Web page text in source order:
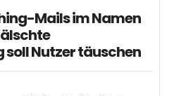
Mails im Namen
Nutzer täuschen